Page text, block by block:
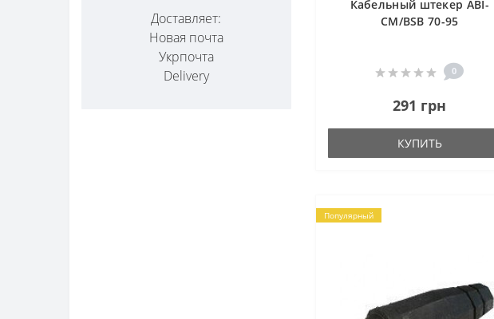
Доставляет:
Новая почта
Укрпочта
Delivery
Кабельный штекер ABI-
CM/BSB 70-95
0
291 грн
КУПИТЬ
Популярный